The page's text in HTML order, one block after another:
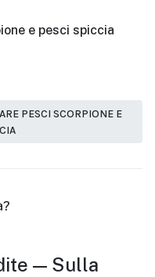
e pesci spiccia
PESCI SCORPIONE E
— Sulla